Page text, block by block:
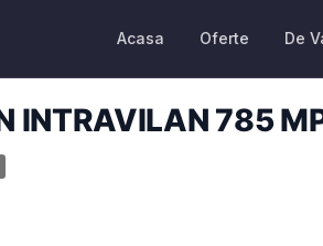
Acasa Oferte De
INTRAVILAN 785